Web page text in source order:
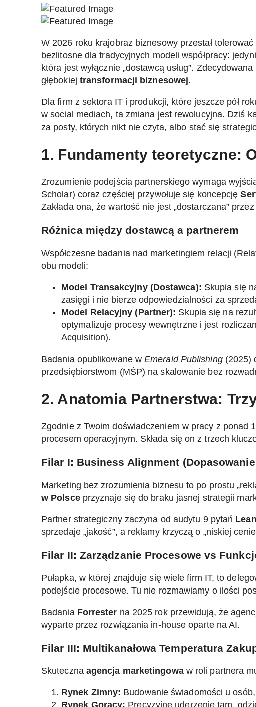
W 2026 roku krajobraz biznesowy przestał
bezlitosne dla tradycyjnych modeli współpracy:
która jest wyłącznie „dostawcą usług”.
głębokiej transformacji biznesowej.
Dla firm z sektora IT i produkcji, które jeszcze pół
w social mediach, ta zmiana jest rewolucyjna. Dziś
za posty, których nikt nie czyta, albo stać się
1. Fundamenty teoretyczne:
Zrozumienie podejścia partnerskiego wymaga
Scholar) coraz częściej przywołuje się koncepcję
Zakłada ona, że wartość nie jest „dostarczana”
Różnica między dostawcą a partnerem
Współczesne badania nad marketingiem relacji
obu modeli:
Model Transakcyjny (Dostawca): Skupia się
zasięgi i nie bierze odpowiedzialności za
Model Relacyjny (Partner): Skupia się na
optymalizuje procesy wewnętrzne i jest
Acquisition).
Badania opublikowane wEmerald Publishing(2025)
przedsiębiorstwom (MŚP) na skalowanie bez
2. Anatomia Partnerstwa:
Zgodnie z Twoim doświadczeniem w pracy z ponad
procesem operacyjnym. Składa się on z trzech
Filar I: Business Alignment
Marketing bez zrozumienia biznesu to po prostu
w Polsceprzyznaje się do braku jasnej strategii
Partner strategiczny zaczyna od audytu 9 pytań
sprzedaje „jakość”, a reklamy krzyczą o „niskiej
Filar II: Zarządzanie Procesowe vs
Pułapka, w której znajduje się wiele firm IT, to
podejście procesowe. Tu nie rozmawiamy o ilości
Badania Forrester na 2025 rok przewidują, że
wyparte przez rozwiązania in-house oparte na AI.
Filar III: Multikanałowa Temperatura
Skuteczna agencja marketingowaw roli partnera
Rynek Zimny: Budowanie świadomości u
Rynek Gorący: Precyzyjne uderzenie tam,